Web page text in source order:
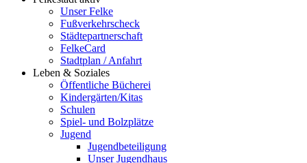
Unser Felke
Fußverkehrscheck
Städtepartnerschaft
FelkeCard
Stadtplan / Anfahrt
Leben & Soziales
Öffentliche Bücherei
Kindergärten/Kitas
Schulen
Spiel- und Bolzplätze
Jugend
Jugendbeteiligung
Unser Jugendhaus